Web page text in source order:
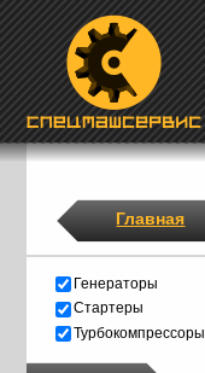
Главная
Генераторы
Стартеры
Турбокомпрессоры